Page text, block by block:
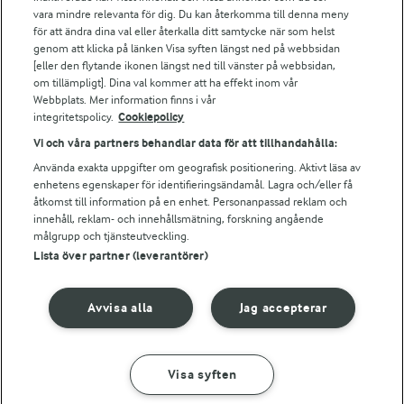
Bildbank
Följ oss
© 2026 Arla Foods
Integritetspolicy
vara mindre relevanta för dig. Du kan återkomma till denna meny
för att ändra dina val eller återkalla ditt samtycke när som helst
genom att klicka på länken Visa syften längst ned på webbsidan
[eller den flytande ikonen längst ned till vänster på webbsidan,
om tillämpligt]. Dina val kommer att ha effekt inom vår
Webbplats. Mer information finns i vår
integritetspolicy. Cookiepolicy
Vi och våra partners behandlar data för att tillhandahålla:
Använda exakta uppgifter om geografisk positionering. Aktivt läsa av
enhetens egenskaper för identifieringsändamål. Lagra och/eller få
åtkomst till information på en enhet. Personanpassad reklam och
innehåll, reklam- och innehållsmätning, forskning angående
målgrupp och tjänsteutveckling.
Lista över partner (leverantörer)
Jag accepterar
Avvisa alla
Visa syften